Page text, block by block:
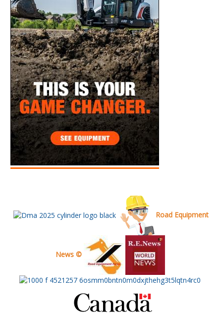
Road Equipment
News ©